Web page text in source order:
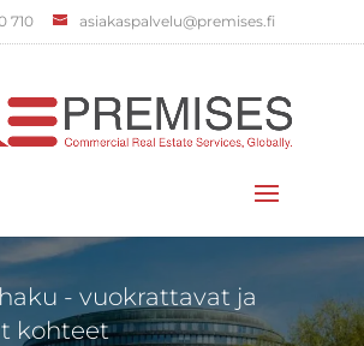
710 asiakaspalvelu@premises.fi
- vuokrattavat ja
kohteet